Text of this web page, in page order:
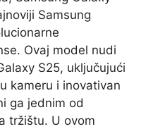
Samsung
Ovaj model nudi
S25, uključujući
kameru i inovativan
ga jednim od
tržištu. U ovom